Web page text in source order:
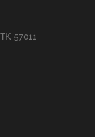
57011